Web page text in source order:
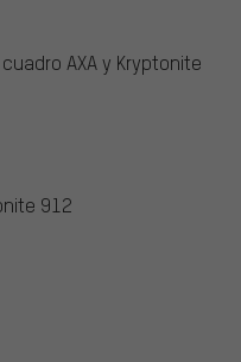
AXA y Kryptonite
912